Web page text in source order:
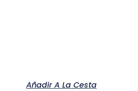
Añadir A La Cesta